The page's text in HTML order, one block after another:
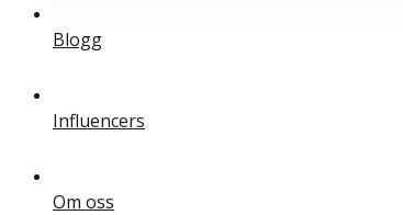
Blogg
Influencers
Om oss